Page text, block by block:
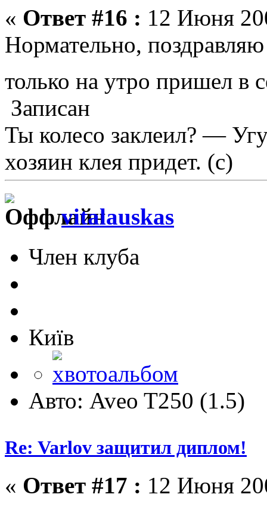
« Ответ #16 : 12 Июня
Нормательно,
только на утро пришел в
Записан
Ты колесо заклеил? —
хозяин клея придет. (с)
vitalauskas
Член клуба
Київ
Авто: Aveo T250 (1.5)
Re: Varlov защитил диплом!
« Ответ #17 : 12 Июня